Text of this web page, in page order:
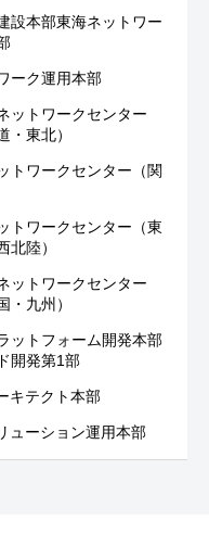
設本部東海ネットワー
ーク運用本部
ットワークセンター
・東北）
トワークセンター（関
トワークセンター（東
北陸）
ットワークセンター
・九州）
ットフォーム開発本部
開発第1部
キテクト本部
ューション運用本部